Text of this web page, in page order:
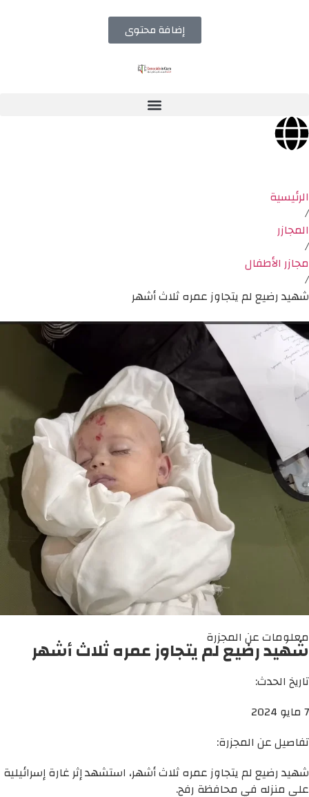
إضافة محتوى
الرئيسية
/
المجازر
/
مجازر الأطفال
/
شهيد رضيع لم يتجاوز عمره ثلاث أشهر
معلومات عن المجزرة
شهيد رضيع لم يتجاوز عمره ثلاث أشهر
تاريخ الحدث:
7 مايو 2024
تفاصيل عن المجزرة:
شهيد رضيع لم يتجاوز عمره ثلاث أشهر، استشهد إثر غارة إسرائيلية
على منزله في محافظة رفح.